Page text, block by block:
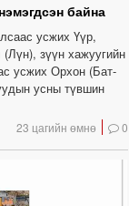
байна
усжих Үүр,
зүүн хажуугийн
усжих Орхон (Бат-
усны түвшин
23 цагийн өмнө 0